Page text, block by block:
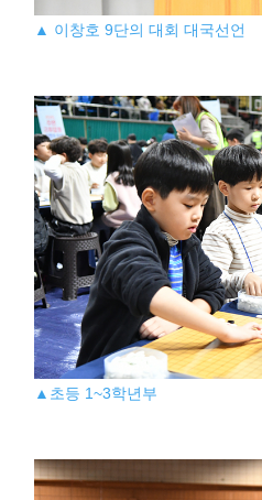
▲ 이창호 9단의 대회 대국선언
▲초등 1~3학년부